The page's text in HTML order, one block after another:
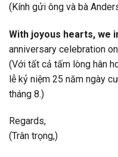
(Kính gửi ông và bà
With joyous hearts, we
anniversary celebration
(Với tất cả tấm lòng hân
lễ kỷ niệm 25 năm ngày
tháng 8.)
Regards,
(Trân trọng,)